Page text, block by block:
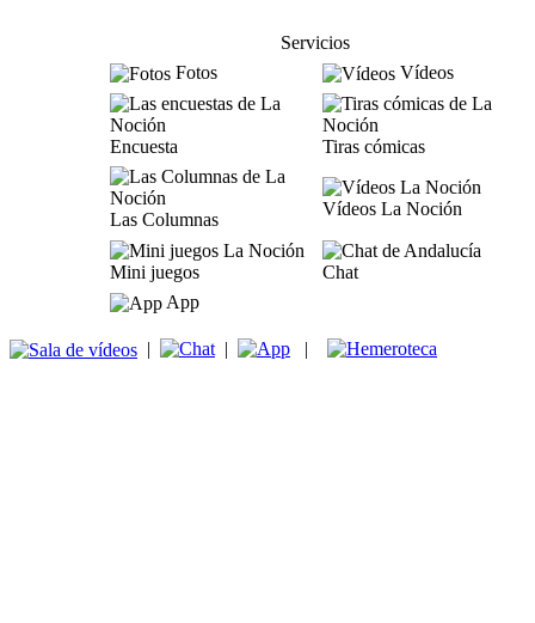
Servicios
Fotos
Vídeos
Encuesta Tiras cómicas
Las Columnas
Vídeos La Noción
Mini juegos
Chat
App
| | |